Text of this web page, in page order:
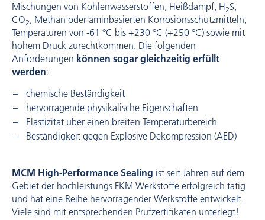
Mischungen von Kohlenwasserstoffen, Heißdampf, H2S,
CO2, Methan oder aminbasierten Korrosionsschutzmitteln,
Temperaturen von -61 °C bis +230 °C (+250 °C) sowie mit
hohem Druck zurechtkommen. Die folgenden
Anforderungen können sogar gleichzeitig erfüllt
werden:
chemische Beständigkeit
hervorragende physikalische Eigenschaften
Elastizität über einen breiten Temperaturbereich
Beständigkeit gegen Explosive Dekompression (AED)
MCM High-Performance Sealing ist seit Jahren auf dem
Gebiet der hochleistungs FKM Werkstoffe erfolgreich tätig
und hat eine Reihe hervorragender Werkstoffe entwickelt.
Viele sind mit entsprechenden Prüfzertifikaten unterlegt!